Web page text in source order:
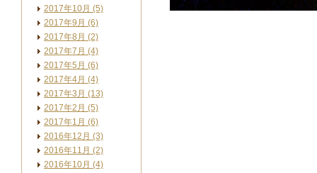
2017年10月 (5)
2017年9月 (6)
2017年8月 (2)
2017年7月 (4)
2017年5月 (6)
2017年4月 (4)
2017年3月 (13)
2017年2月 (5)
2017年1月 (6)
2016年12月 (3)
2016年11月 (2)
2016年10月 (4)